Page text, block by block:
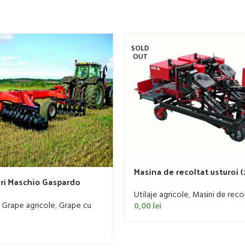
Maschio Gaspardo
Grape agricole,Grape cu
SOLD
OUT
Masina de recoltat usturoi
CP
Utilaje agricole,Masini de
0,00lei